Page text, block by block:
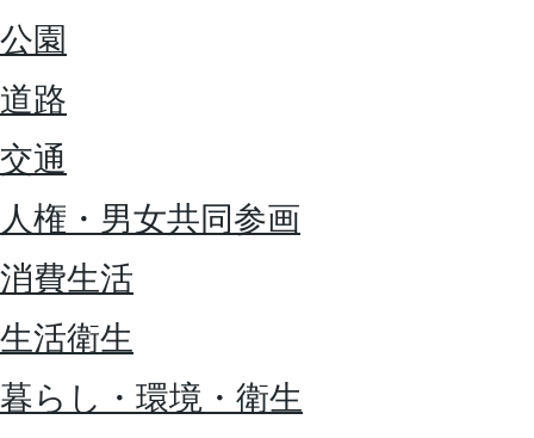
公園
道路
交通
人権・男女共同参画
消費生活
生活衛生
暮らし・環境・衛生